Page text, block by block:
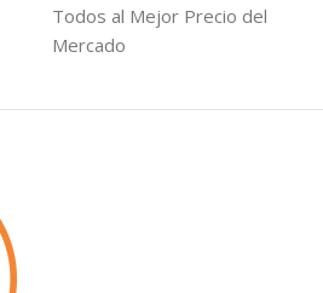
Todos al Mejor Precio del
Mercado